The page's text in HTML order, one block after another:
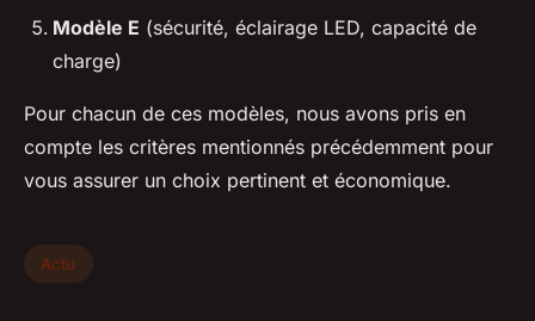
Modèle E (sécurité, éclairage LED, capacité de
charge)
Pour chacun de ces modèles, nous avons pris en
compte les critères mentionnés précédemment pour
vous assurer un choix pertinent et économique.
Actu